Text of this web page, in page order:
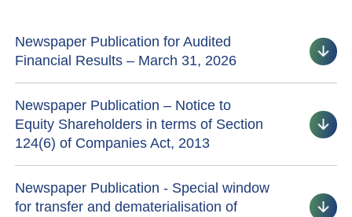
Newspaper Publication for Audited
Financial Results – March 31, 2026
Newspaper Publication – Notice to
Equity Shareholders in terms of Section
124(6) of Companies Act, 2013
Newspaper Publication - Special window
for transfer and dematerialisation of